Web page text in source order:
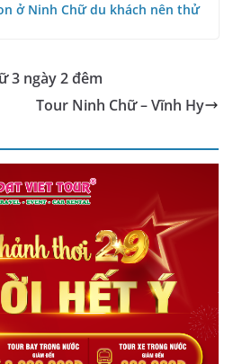
ở Ninh Chữ du khách nên thử
3 ngày 2 đêm
Tour Ninh Chữ – Vĩnh Hy